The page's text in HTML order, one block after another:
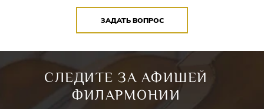
ЗАДАТЬ ВОПРОС
СЛЕДИТЕ ЗА АФИШЕЙ
ФИЛАРМОНИИ